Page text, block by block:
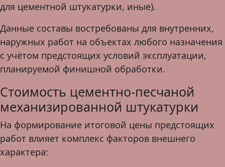
для цементной штукатурки, иные).
Данные составы востребованы для внутренних,
наружных работ на объектах любого назначения
с учётом предстоящих условий эксплуатации,
планируемой финишной обработки.
Стоимость цементно-песчаной
механизированной штукатурки
На формирование итоговой цены предстоящих
работ влияет комплекс факторов внешнего
характера: